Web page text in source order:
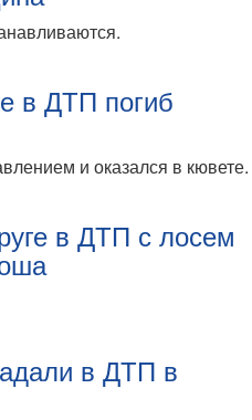
в ДТП погиб
и оказался в кювете.
в ДТП с лосем
в ДТП в